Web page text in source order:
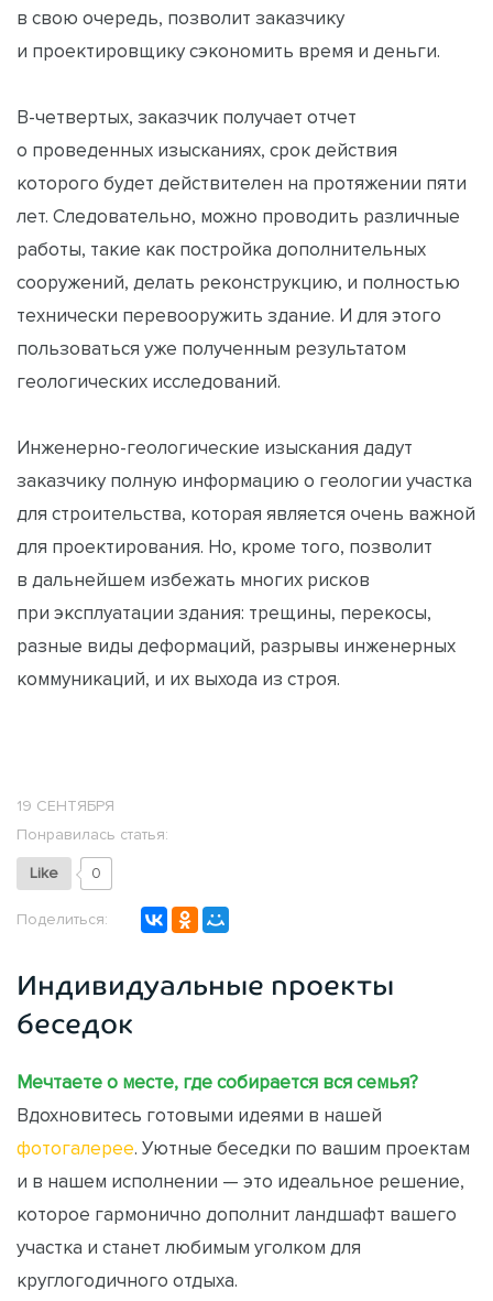
в свою очередь, позволит заказчику
и проектировщику сэкономить время и деньги.
В-четвертых, заказчик получает отчет
о проведенных изысканиях, срок действия
которого будет действителен на протяжении пяти
лет. Следовательно, можно проводить различные
работы, такие как постройка дополнительных
сооружений, делать реконструкцию, и полностью
технически перевооружить здание. И для этого
пользоваться уже полученным результатом
геологических исследований.
Инженерно-геологические изыскания дадут
заказчику полную информацию о геологии участка
для строительства, которая является очень важной
для проектирования. Но, кроме того, позволит
в дальнейшем избежать многих рисков
при эксплуатации здания: трещины, перекосы,
разные виды деформаций, разрывы инженерных
коммуникаций, и их выхода из строя.
19 СЕНТЯБРЯ
Понравилась статья:
Like 0
Поделиться:
Индивидуальные проекты
беседок
Мечтаете о месте, где собирается вся семья?
Вдохновитесь готовыми идеями в нашей
фотогалерее. Уютные беседки по вашим проектам
и в нашем исполнении — это идеальное решение,
которое гармонично дополнит ландшафт вашего
участка и станет любимым уголком для
круглогодичного отдыха.